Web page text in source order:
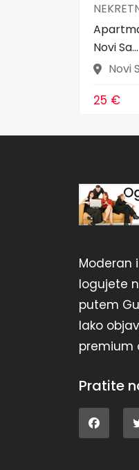
Novi Sa...
Novi
25 €
Moderan
logujete
putem
lako
premium
Pratite